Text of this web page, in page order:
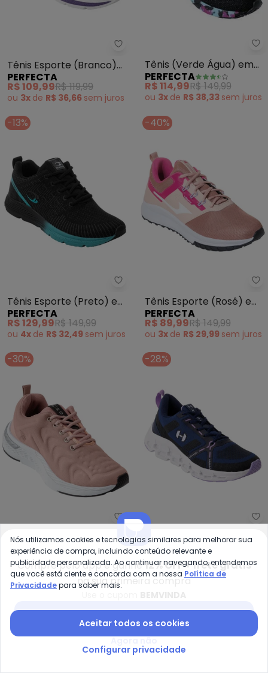
Perfecta - Tênis Esporte
Tênis Esporte (Branco)
em Tecido
PERFECTA
R$ 109,99R$ 119,99
ou 3x de R$ 36,66 sem juros
Tênis (Verde Água) em
Tecido Estampado
PERFECTA
R$ 114,99R$ 149,99
ou 3x de R$ 38,33 sem juros
-13%
Perfecta - Tênis Esporte
Tênis Esporte (Preto) em
Tecido
PERFECTA
R$ 129,99R$ 149,99
ou 4x de R$ 32,49 sem juros
-40%
Tênis Esporte (Rosê) em
Tecido
PERFECTA
R$ 89,99R$ 149,99
ou 3x de R$ 29,99 sem juros
-30%
Perfecta - Tênis Esporte
Tênis Esporte (Rosê) em
Tecido
PERFECTA
R$ 89,99R$ 129,99
ou3xde R$ 29,99semjuros
-28%
Tenis Esporte (Marinho)
em Sintético
PERFECTA
R$ 99,99R$ 139,99
ou 3xdeR$ 33,33sem
Compre pelo app e ganhe12% OFF + frete grátis
na sua primeira compra
Nós utilizamos cookies e tecnologias similares para melhorar sua
experiência de compra, incluindo conteúdo relevante e
publicidade personalizada. Ao continuar navegando, entendemos
que você está ciente e concorda com a nossa Política de
Privacidadepara saber mais.
Aceitar todos os cookies
Configurar privacidade